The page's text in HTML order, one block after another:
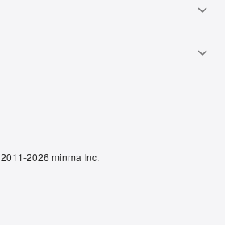
2011-2026 minma Inc.